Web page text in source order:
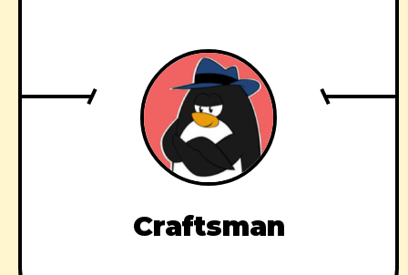
Craftsman